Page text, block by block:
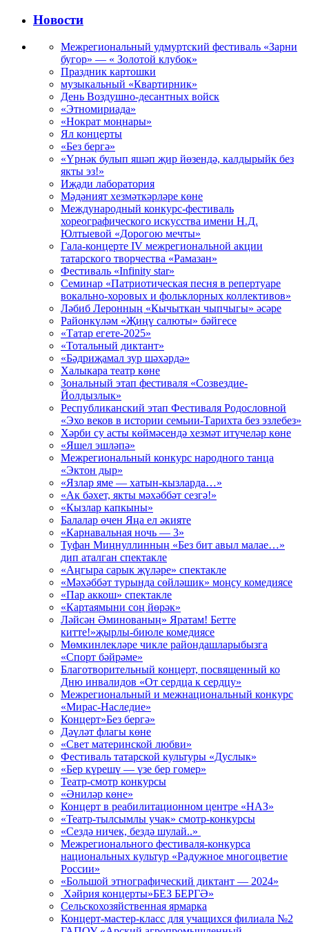
Новости
Межрегиональный удмуртский фестиваль «Зарни
бугор» — « Золотой клубок»
Праздник картошки
музыкальный «Квартирник»
День Воздушно-десантных войск
«Этномириада»
«Нократ моңнары»
Ял концерты
«Без бергә»
«Үрнәк булып яшәп җир йөзендә, калдырыйк без
якты эз!»
Иҗади лаборатория
Мәдәният хезмәткәрләре көне
Международный конкурс-фестиваль
хореографического искусства имени Н.Д.
Юлтыевой «Дорогою мечты»
Гала-концерте IV межрегиональной акции
татарского творчества «Рамазан»
Фестиваль «Infinity star»
Семинар «Патриотическая песня в репертуаре
вокально-хоровых и фольклорных коллективов»
Ләбиб Леронның «Кычыткан чыпчыгы» әсәре
Районкүләм «Җиңү салюты» бәйгесе
«Татар егете-2025»
«Тотальный диктант»
«Бәдриҗамал зур шәхәрдә»
Халыкара театр көне
Зональный этап фестиваля «Созвездие-
Йолдызлык»
Республиканский этап Фестиваля Родословной
«Эхо веков в истории семьии-Тарихта без эзлебез»
Хәрби су асты көймәсендә хезмәт итүчеләр көне
«Яшел эшләпә»
Межрегиональный конкурс народного танца
«Эктон дыр»
«Язлар яме — хатын-кызларда…»
«Ак бәхет, якты мәхәббәт сезгә!»
«Кызлар капкыны»
Балалар өчен Яңа ел әкияте
«Карнавальная ночь — 3»
Туфан Миңнуллинның «Без бит авыл малае…»
дип аталган спектакле
«Аңгыра сарык җүләре» спектакле
«Мәхәббәт турында сөйләшик» моңсу комедиясе
«Пар аккош» спектакле
«Картаямыни соң йөрәк»
Ләйсән Әминованың» Яратам! Бетте
китте!»җырлы-биюле комедиясе
Мөмкинлекләре чикле райондашларыбызга
«Спорт бәйрәме»
Благотворительный концерт, посвященный ко
Дню инвалидов «От сердца к сердцу»
Межрегиональный и межнациональный конкурс
«Мирас-Наследие»
Концерт»Без бергә»
Дәүләт флагы көне
«Свет материнской любви»
Фестиваль татарской культуры «Дуслык»
«Бер күрешү — үзе бер гомер»
Театр-смотр конкурсы
«Әниләр көне»
Концерт в реабилитационном центре «НАЗ»
«Театр-тылсымлы учак» смотр-конкурсы
«Сездә ничек, бездә шулай..»
Межрегионального фестиваля-конкурса
национальных культур «Радужное многоцветие
России»
«Большой этнографический диктант — 2024»
Хәйрия концерты»БЕЗ БЕРГӘ»
Сельскохозяйственная ярмарка
Концерт-мастер-класс для учащихся филиала №2